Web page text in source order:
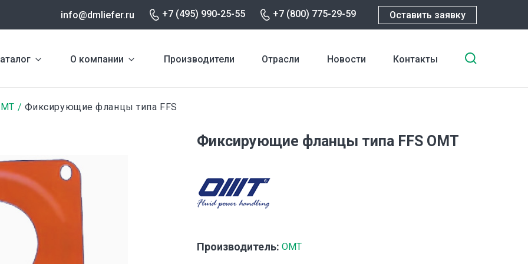
info@dmliefer.ru +7 (495) 990-25-55 +7 (800) 775-29-59 Оставить заявку
О компании Производители Отрасли Новости Контакты
Фиксирующие фланцы типа FFS
Фиксирующие фланцы типа FFS OMT
Производитель: OMT